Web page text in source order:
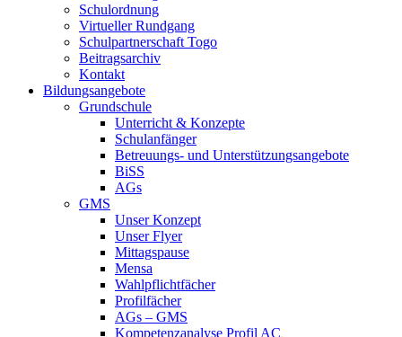
Schulordnung
Virtueller Rundgang
Schulpartnerschaft Togo
Beitragsarchiv
Kontakt
Bildungsangebote
Grundschule
Unterricht & Konzepte
Schulanfänger
Betreuungs- und Unterstützungsangebote
BiSS
AGs
GMS
Unser Konzept
Unser Flyer
Mittagspause
Mensa
Wahlpflichtfächer
Profilfächer
AGs – GMS
Kompetenzanalyse Profil AC